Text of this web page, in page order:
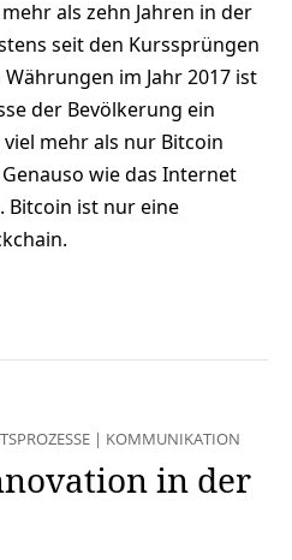
als zehn Jahren in der
seit den Kurssprüngen
im Jahr 2017 ist
der Bevölkerung ein
mehr als nur Bitcoin
wie das Internet
Bitcoin ist nur eine
| KOMMUNIKATION
in der